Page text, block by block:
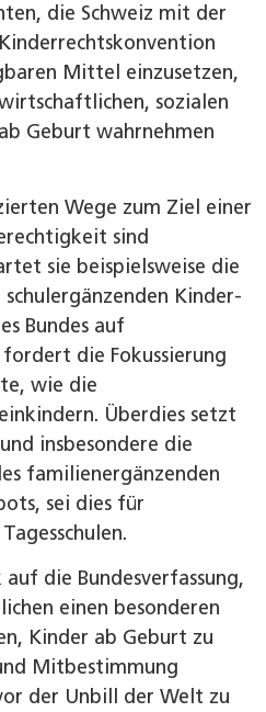
die Schweiz mit der
Mittel einzusetzen,
sozialen
Geburt wahrnehmen
Wege zum Ziel einer
sind
sie beispielsweise die
Kinder-
Bundes auf
die Fokussierung
wie die
Überdies setzt
insbesondere die
familienergänzenden
sei dies für
die Bundesverfassung,
einen besonderen
Kinder ab Geburt zu
Mitbestimmung
der Unbill der Welt zu